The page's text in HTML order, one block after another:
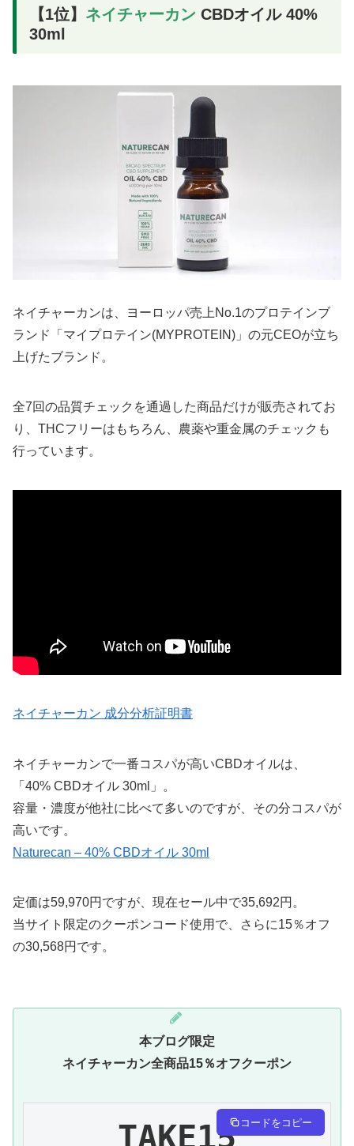
【1位】 ネイチャーカン CBDオイル 40%
30ml
ネイチャーカンは、ヨーロッパ売上No.1のプロテインブ
ランド「マイプロテイン(MYPROTEIN)」の元CEOが立ち
上げたブランド。
全7回の品質チェックを通過した商品だけが販売されてお
り、THCフリーはもちろん、農薬や重金属のチェックも
行っています。
ネイチャーカン 成分分析証明書
ネイチャーカンで一番コスパが高いCBDオイルは、
「40% CBDオイル 30ml」。
容量・濃度が他社に比べて多いのですが、その分コスパが
高いです。
Naturecan – 40% CBDオイル 30ml
定価は59,970円ですが、現在セール中で35,692円。
当サイト限定のクーポンコード使用で、さらに15％オフ
の30,568円です。
本ブログ限定
ネイチャーカン全商品15％オフクーポン
TAKE15 コードをコピー